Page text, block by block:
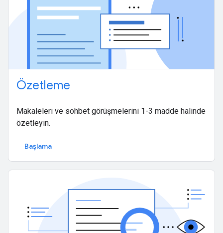
Özetleme
Makaleleri ve sohbet görüşmelerini 1-3 madde halinde
özetleyin.
Başlama